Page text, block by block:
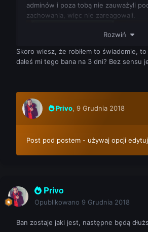
adminów i poza tobą nie zauważyli
zachowania, więc nie zareagowali.
Rozwiń
Skoro wiesz, że robiłem to świadomie,
dałeś mi tego bana na 3 dni? Bez sensu
Privo, 9 Grudnia 2018
Post pod postem - używaj opcji
Privo
Opublikowano 9 Grudnia 2018
Ban zostaje jaki jest, następne będą